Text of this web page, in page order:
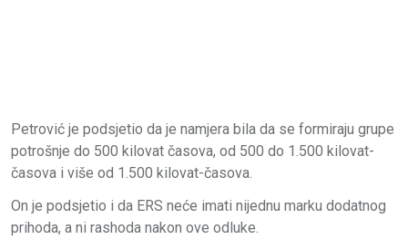
Petrović je podsjetio da je namjera bila da se formiraju grupe
potrošnje do 500 kilovat časova, od 500 do 1.500 kilovat-
časova i više od 1.500 kilovat-časova.
On je podsjetio i da ERS neće imati nijednu marku dodatnog
prihoda, a ni rashoda nakon ove odluke.